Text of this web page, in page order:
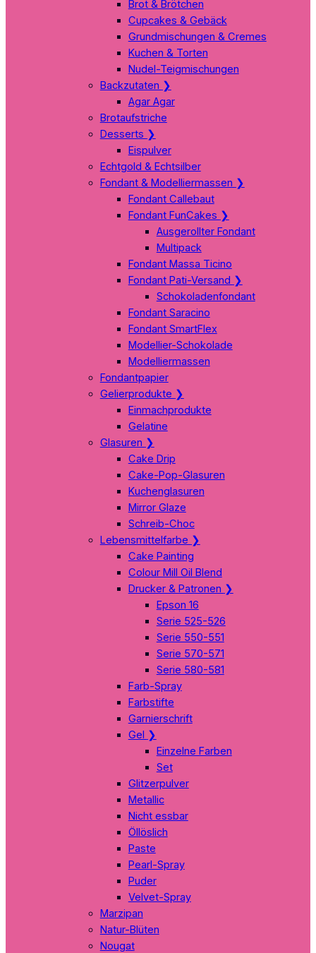
Brot & Brötchen
Cupcakes & Gebäck
Grundmischungen & Cremes
Kuchen & Torten
Nudel-Teigmischungen
Backzutaten ❯
Agar Agar
Brotaufstriche
Desserts ❯
Eispulver
Echtgold & Echtsilber
Fondant & Modelliermassen ❯
Fondant Callebaut
Fondant FunCakes ❯
Ausgerollter Fondant
Multipack
Fondant Massa Ticino
Fondant Pati-Versand ❯
Schokoladenfondant
Fondant Saracino
Fondant SmartFlex
Modellier-Schokolade
Modelliermassen
Fondantpapier
Gelierprodukte ❯
Einmachprodukte
Gelatine
Glasuren ❯
Cake Drip
Cake-Pop-Glasuren
Kuchenglasuren
Mirror Glaze
Schreib-Choc
Lebensmittelfarbe ❯
Cake Painting
Colour Mill Oil Blend
Drucker & Patronen ❯
Epson 16
Serie 525-526
Serie 550-551
Serie 570-571
Serie 580-581
Farb-Spray
Farbstifte
Garnierschrift
Gel ❯
Einzelne Farben
Set
Glitzerpulver
Metallic
Nicht essbar
Öllöslich
Paste
Pearl-Spray
Puder
Velvet-Spray
Marzipan
Natur-Blüten
Nougat